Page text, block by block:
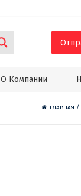
О Компании
ГЛАВНАЯ /